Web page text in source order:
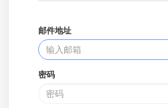
邮件地址
密码